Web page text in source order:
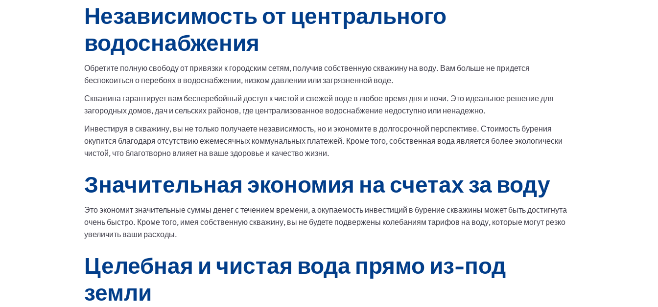
Независимость от центрального
водоснабжения
Обретите полную свободу от привязки к городским сетям, получив собственную скважину на воду. Вам больше не придется
беспокоиться о перебоях в водоснабжении, низком давлении или загрязненной воде.
Скважина гарантирует вам бесперебойный доступ к чистой и свежей воде в любое время дня и ночи. Это идеальное решение для
загородных домов, дач и сельских районов, где централизованное водоснабжение недоступно или ненадежно.
Инвестируя в скважину, вы не только получаете независимость, но и экономите в долгосрочной перспективе. Стоимость бурения
окупится благодаря отсутствию ежемесячных коммунальных платежей. Кроме того, собственная вода является более экологически
чистой, что благотворно влияет на ваше здоровье и качество жизни.
Значительная экономия на счетах за воду
Это экономит значительные суммы денег с течением времени, а окупаемость инвестиций в бурение скважины может быть достигнута
очень быстро. Кроме того, имея собственную скважину, вы не будете подвержены колебаниям тарифов на воду, которые могут резко
увеличить ваши расходы.
Целебная и чистая вода прямо из-под
земли